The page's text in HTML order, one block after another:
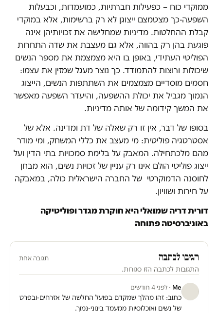
ממוקדי כוח – כפעילות חברתיות, כמועמדות, וכבעלות
השפעה-כך מצטמצם ייצוגן לא רק ברשימות, אלא במוקדי
קבלת ההחלטות. מדיניות שמחלישה את זכויותיהן אינה
פוגעת בהן רק בהווה, אלא גם מעצבת את שדה התחרות
הפוליטי העתידי, באופן בו היא מצמצמת את מספר הנשים
שיכולות ורוצות להתמודד. כך נוצר מעגל שמזין את עצמו:
חסמים מוסדיים מצמצמים את השתתפות הנשים, הייצוג
הנמוך מגביל את יכולת ההשפעה, והיעדר השפעה מאפשר
את המשך קידומה של אותה מדיניות.
בסופו של דבר, אין זו רק שאלה של דת ומדינה. אלא של
אסטרטגיה פוליטית: מי מעצב את כללי המשחק, ומי מודר
מהם מלכתחילה. המאבק על בלימת סמכויות בתי הדין ועל
ייצוג פוליטי הולם אינו רק עניין של זכויות נשים, הוא מבחן
לחוסנה הדמוקרטי של החברה הישראלית כולה, במאבקה
על חירות ושוויון.
דורית דריה שמואלי היא חוקרת מגדר ופוליטיקה
באוניברסיטה פתוחה
הגיבו לכתבה תגובה אחת
התגובות לכתבה הזו סגורות.
Me · לפני 4 חודשים
כתוב: זהו מהלך שמקדם בפועל החלשה של אזרחים-ובפרט
של נשים ואוכלוסיות ממעמד בינוני-נמוך.